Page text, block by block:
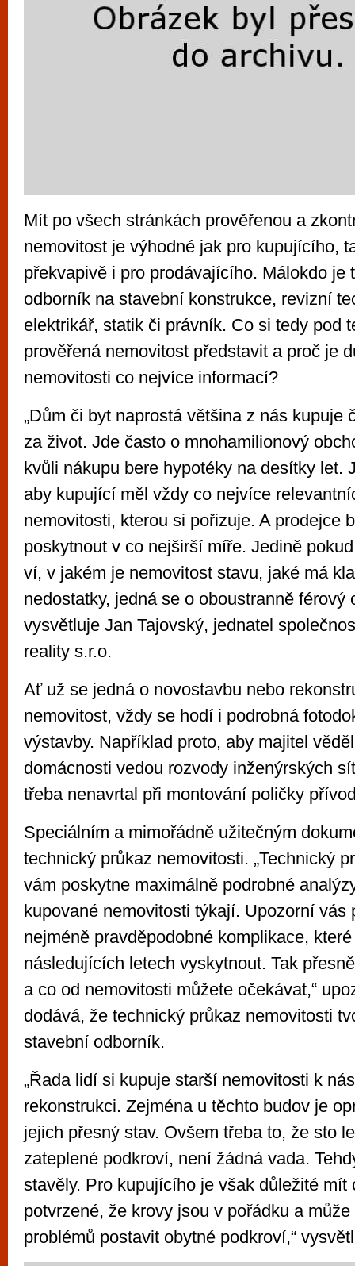
Mít po všech stránkách prověřenou a
nemovitost je výhodné jak pro kupujícího,
překvapivě i pro prodávajícího. Málokdo je
odborník na stavební konstrukce, revizní
elektrikář, statik či právník. Co si tedy pod
prověřená nemovitost představit a proč je
nemovitosti co nejvíce informací?
„Dům či byt naprostá většina z nás kupuje
za život. Jde často o mnohamilionový
kvůli nákupu bere hypotéky na desítky let.
aby kupující měl vždy co nejvíce
nemovitosti, kterou si pořizuje. A prodejce
poskytnout v co nejširší míře. Jedině
ví, v jakém je nemovitost stavu, jaké má
nedostatky, jedná se o oboustranně férový
vysvětluje Jan Tajovský, jednatel
reality s.r.o.
Ať už se jedná o novostavbu nebo
nemovitost, vždy se hodí i podrobná
výstavby. Například proto, aby majitel
domácnosti vedou rozvody inženýrských
třeba nenavrtal při montování poličky
Speciálním a mimořádně užitečným
technický průkaz nemovitosti. „Technický
vám poskytne maximálně podrobné
kupované nemovitosti týkají. Upozorní vás
nejméně pravděpodobné komplikace,
následujících letech vyskytnout. Tak
a co od nemovitosti můžete očekávat,“
dodává, že technický průkaz nemovitosti
stavební odborník.
„Řada lidí si kupuje starší nemovitosti k
rekonstrukci. Zejména u těchto budov je
jejich přesný stav. Ovšem třeba to, že sto
zateplené podkroví, není žádná vada.
stavěly. Pro kupujícího je však důležité mít
potvrzené, že krovy jsou v pořádku a
problémů postavit obytné podkroví,“